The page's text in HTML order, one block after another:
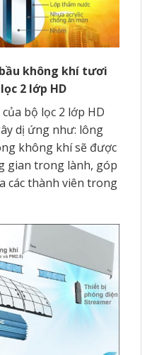
không khí tươi
2 lớp HD
bộ lọc 2 lớp HD
dị ứng như: lông
không khí sẽ được
gian trong lành, góp
các thành viên trong